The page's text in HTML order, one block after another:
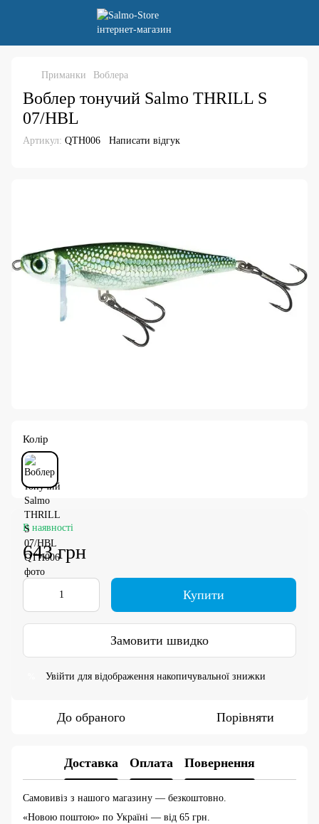
Приманки Воблера
Воблер тонучий Salmo THRILL S
07/HBL
Артикул: QTH006 Написати відгук
Колір
В наявності
643 грн
Купити
Замовити швидко
Увійти для відображення накопичувальної знижки
До обраного Порівняти
Доставка Оплата Повернення
Самовивіз з нашого магазину — безкоштовно.
«Новою поштою» по Україні — від 65 грн.